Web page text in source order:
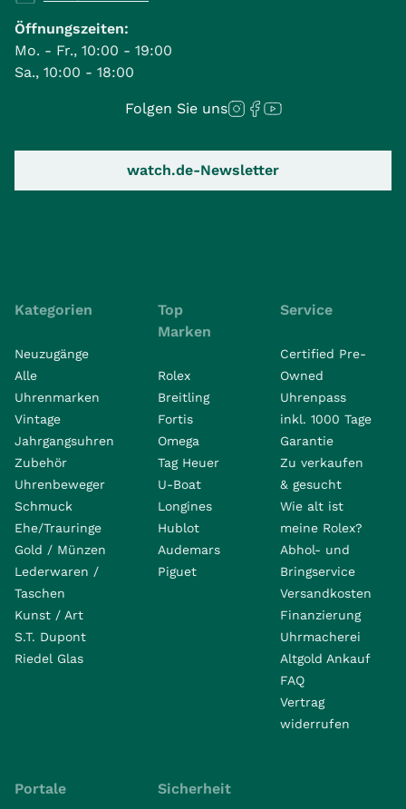
Öffnungszeiten:
Mo. - Fr., 10:00 - 19:00
Sa., 10:00 - 18:00
Folgen Sie uns
watch.de-Newsletter
Kategorien
Neuzugänge
Alle
Uhrenmarken
Vintage
Jahrgangsuhren
Zubehör
Uhrenbeweger
Schmuck
Ehe/Trauringe
Gold / Münzen
Lederwaren /
Taschen
Kunst / Art
S.T. Dupont
Riedel Glas
Top
Marken
Rolex
Breitling
Fortis
Omega
Tag Heuer
U-Boat
Longines
Hublot
Audemars
Piguet
Service
Certified Pre-
Owned
Uhrenpass
inkl. 1000 Tage
Garantie
Zu verkaufen
& gesucht
Wie alt ist
meine Rolex?
Abhol- und
Bringservice
Versandkosten
Finanzierung
Uhrmacherei
Altgold Ankauf
FAQ
Vertrag
widerrufen
Portale Sicherheit